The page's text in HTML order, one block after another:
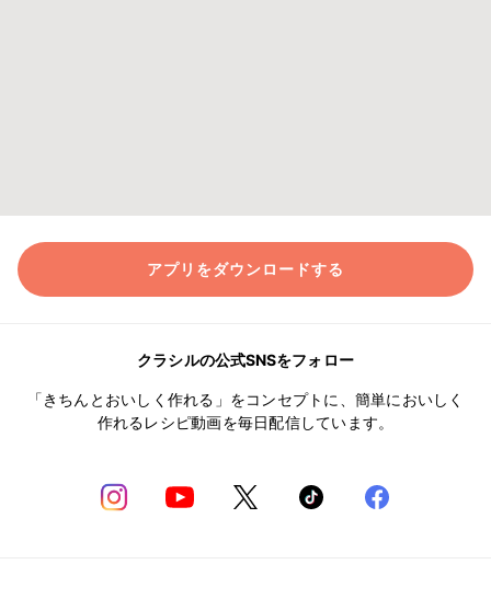
アプリをダウンロードする
クラシルの公式SNSをフォロー
「きちんとおいしく作れる」をコンセプトに、簡単においしく
作れるレシピ動画を毎日配信しています。